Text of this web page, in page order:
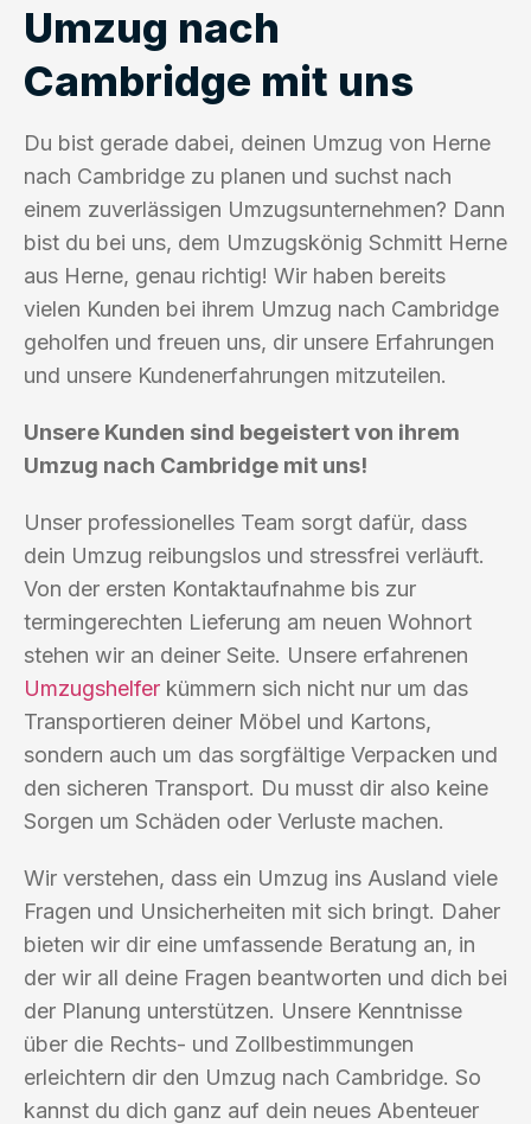
Umzug nach
Cambridge mit uns
Du bist gerade dabei, deinen Umzug von Herne
nach Cambridge zu planen und suchst nach
einem zuverlässigen Umzugsunternehmen? Dann
bist du bei uns, dem Umzugskönig Schmitt Herne
aus Herne, genau richtig! Wir haben bereits
vielen Kunden bei ihrem Umzug nach Cambridge
geholfen und freuen uns, dir unsere Erfahrungen
und unsere Kundenerfahrungen mitzuteilen.
Unsere Kunden sind begeistert von ihrem
Umzug nach Cambridge mit uns!
Unser professionelles Team sorgt dafür, dass
dein Umzug reibungslos und stressfrei verläuft.
Von der ersten Kontaktaufnahme bis zur
termingerechten Lieferung am neuen Wohnort
stehen wir an deiner Seite. Unsere erfahrenen
Umzugshelfer kümmern sich nicht nur um das
Transportieren deiner Möbel und Kartons,
sondern auch um das sorgfältige Verpacken und
den sicheren Transport. Du musst dir also keine
Sorgen um Schäden oder Verluste machen.
Wir verstehen, dass ein Umzug ins Ausland viele
Fragen und Unsicherheiten mit sich bringt. Daher
bieten wir dir eine umfassende Beratung an, in
der wir all deine Fragen beantworten und dich bei
der Planung unterstützen. Unsere Kenntnisse
über die Rechts- und Zollbestimmungen
erleichtern dir den Umzug nach Cambridge. So
kannst du dich ganz auf dein neues Abenteuer